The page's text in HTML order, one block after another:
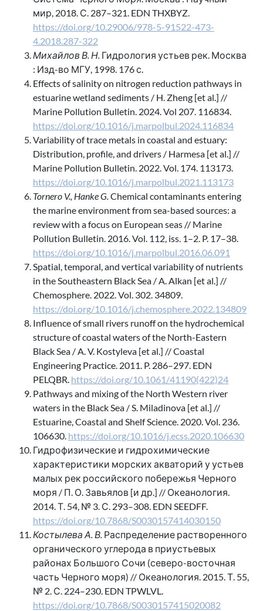
мир, 2018. С. 287–321. EDN THXBYZ.
https://doi.org/10.29006/978-5-91522-473-
4.2018.287-322
Михайлов В. Н. Гидрология устьев рек. Москва
: Изд-во МГУ, 1998. 176 с.
Effects of salinity on nitrogen reduction pathways in
estuarine wetland sediments / H. Zheng [et al.] //
Marine Pollution Bulletin. 2024. Vol 207. 116834.
https://doi.org/10.1016/j.marpolbul.2024.116834
Variability of trace metals in coastal and estuary:
Distribution, profile, and drivers / Harmesa [et al.] //
Marine Pollution Bulletin. 2022. Vol. 174. 113173.
https://doi.org/10.1016/j.marpolbul.2021.113173
Tornero V., Hanke G.Chemical contaminants entering
the marine environment from sea-based sources: a
review with a focus on European seas // Marine
Pollution Bulletin. 2016. Vol. 112, iss. 1–2. P. 17–38.
https://doi.org/10.1016/j.marpolbul.2016.06.091
Spatial, temporal, and vertical variability of nutrients
in the Southeastern Black Sea / A. Alkan [et al.] //
Chemosphere. 2022. Vol. 302. 34809.
https://doi.org/10.1016/j.chemosphere.2022.134809
Influence of small rivers runoff on the hydrochemical
structure of coastal waters of the North-Eastern
Black Sea / A. V. Kostyleva [et al.] // Coastal
Engineering Practice. 2011. P. 286–297. EDN
PELQBR. https://doi.org/10.1061/41190(422)24
Pathways and mixing of the North Western river
waters in the Black Sea / S. Miladinova [et al.] //
Estuarine, Coastal and Shelf Science. 2020. Vol. 236.
106630. https://doi.org/10.1016/j.ecss.2020.106630
Гидрофизические и гидрохимические
характеристики морских акваторий у устьев
малых рек российского побережья Черного
моря / П. О. Завьялов [и др.] // Океанология.
2014. Т. 54, № 3. С. 293–308. EDN SEEDFF.
https://doi.org/10.7868/S0030157414030150
Костылева А. В. Распределение растворенного
органического углерода в приустьевых
районах Большого Сочи (северо-восточная
часть Черного моря) // Океанология. 2015. Т. 55,
№ 2. С. 224–230. EDN TPWLVL.
https://doi.org/10.7868/S0030157415020082